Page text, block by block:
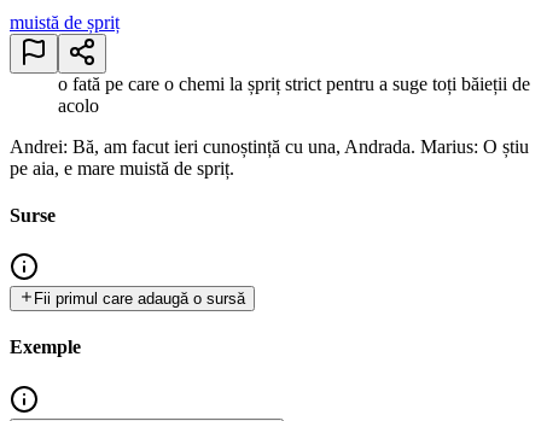
muistă de șpriț
o fată pe care o chemi la șpriț strict pentru a suge toți băieții de
acolo
Andrei: Bă, am facut ieri cunoștință cu una, Andrada. Marius: O știu
pe aia, e mare muistă de spriț.
Surse
Fii primul care adaugă o sursă
Exemple